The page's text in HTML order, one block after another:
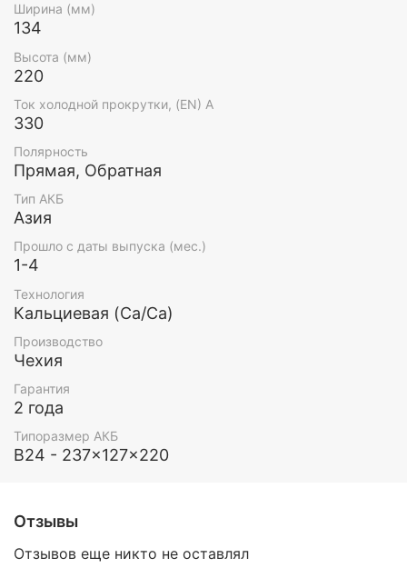
Ширина (мм)
134
Высота (мм)
220
Ток холодной прокрутки, (EN) А
330
Полярность
Прямая, Обратная
Тип АКБ
Азия
Прошло с даты выпуска (мес.)
1-4
Технология
Кальциевая (Ca/Ca)
Производство
Чехия
Гарантия
2 года
Типоразмер АКБ
B24 - 237x127x220
Отзывы
Отзывов еще никто не оставлял